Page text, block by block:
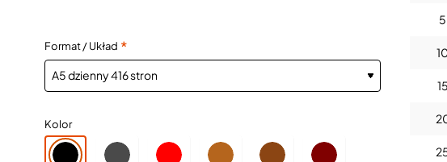
Format / Układ
Kolor